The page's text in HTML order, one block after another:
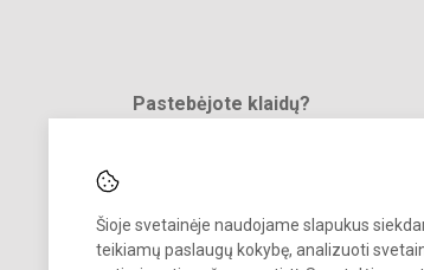
Šioje svetainėje naudojame slapukus
teikiamų paslaugų kokybę, analizuoti
Pastebėjote klaidų?